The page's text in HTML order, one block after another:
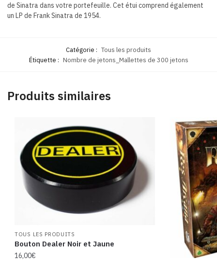
de Sinatra dans votre portefeuille. Cet étui comprend également
un LP de Frank Sinatra de 1954.
Catégorie : Tous les produits
Étiquette : Nombre de jetons_Mallettes de 300 jetons
Produits similaires
TOUS LES PRODUITS
Bouton Dealer Noir et Jaune
16,00€